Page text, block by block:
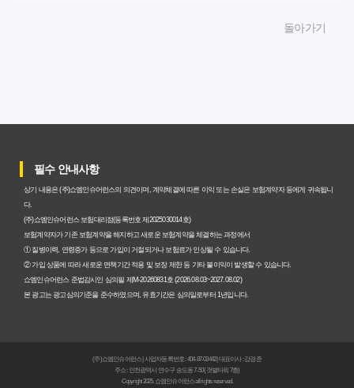
갱신형 암보험과 비갱신형, 어떤 차이가 있을까? 내게 맞는
암보험비갱신형, 평생 고정 보험료의 숨겨진 가치와 현명한
선택 기준
암보험 비갱신형, 왜 지금 선택해야 할까요? 미래 보험료 걱
정 끝내는 방법
갱신형 vs 비갱신형 암보험, 당신에게 더 유리한 선택은? 완
돌아가기
필수 안내사항
상기 내용은 (주)쇼엠인슈어런스의 의견이며, 계약체결에 따른 이익 또는 손실은 보험계약자 등에게 귀속됩니
다.
(주)쇼엠인슈어런스 보험대리점(등록번호 제2025030014호)
보험계약자가 기존 보험계약을 해지하고 새로운 보험계약을 체결하는 과정에서
① 질병이력, 연령증가 등으로 가입이 거절되거나 보험료가 인상될 수 있습니다.
② 가입 상품에 따라 새로운 면책기간 적용 및 보장 제한 등 기타 불이익이 발생할 수 있습니다.
쇼엠인슈어런스 준법감시인 심의필 제M-20260831호 (2026.08.03~2027.08.02)
본 광고는 광고심의기준을 준수하였으며, 유효기간은 심의일로부터 1년입니다.
(주)쇼엠인슈어런스 | 사업자등록번호 : 404-87-03442 | 대표이사 : 강경준
주소 : 인천광역시 연수구 송도동 7-50 (갯벌타워 7층)
Copyright 2025. 쇼엠인슈어런스 all rights reserved.